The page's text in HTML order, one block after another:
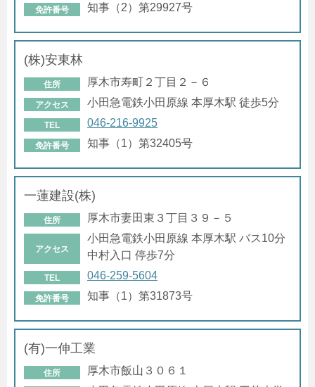
免許番号 知事（2）第29927号
(株)安東林
住所 厚木市寿町２丁目２－６
アクセス 小田急電鉄小田原線 本厚木駅 徒歩5分
TEL 046-216-9925
免許番号 知事（1）第32405号
一蓮建設(株)
住所 厚木市妻田東３丁目３９－５
アクセス
小田急電鉄小田原線 本厚木駅 バス10分
中村入口 停歩7分
TEL 046-259-5604
免許番号 知事（1）第31873号
(有)一伸工業
住所 厚木市飯山３０６１